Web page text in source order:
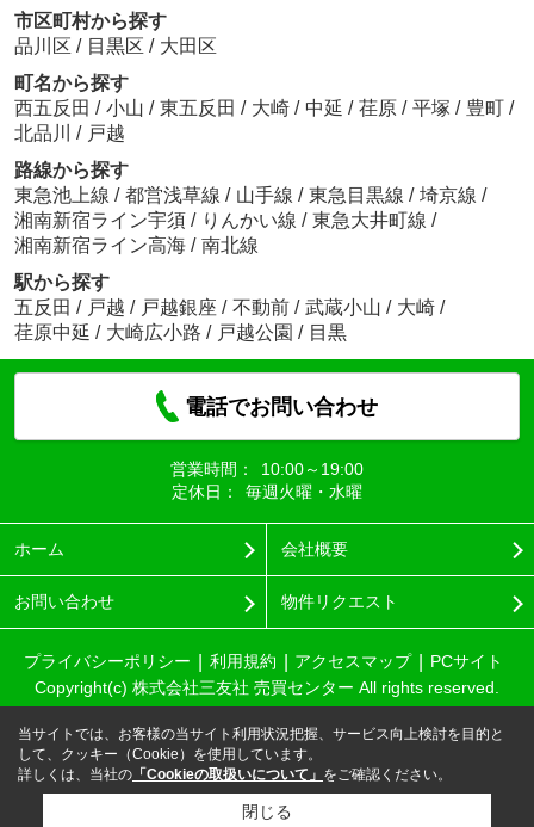
市区町村から探す
品川区 / 目黒区 / 大田区
町名から探す
西五反田 / 小山 / 東五反田 / 大崎 / 中延 / 荏原 / 平塚 / 豊町 /
北品川 / 戸越
路線から探す
東急池上線 / 都営浅草線 / 山手線 / 東急目黒線 / 埼京線 /
湘南新宿ライン宇須 / りんかい線 / 東急大井町線 /
湘南新宿ライン高海 / 南北線
駅から探す
五反田 / 戸越 / 戸越銀座 / 不動前 / 武蔵小山 / 大崎 /
荏原中延 / 大崎広小路 / 戸越公園 / 目黒
電話でお問い合わせ
営業時間：
10:00～19:00
定休日：
毎週火曜・水曜
ホーム 会社概要
お問い合わせ 物件リクエスト
プライバシーポリシー 利用規約 アクセスマップ
PCサイト
Copyright(c) 株式会社三友社 売買センター All rights reserved.
当サイトでは、お客様の当サイト利用状況把握、サービス向上検討を目的と
して、クッキー（Cookie）を使用しています。
詳しくは、当社の 「Cookieの取扱いについて」 をご確認ください。
閉じる